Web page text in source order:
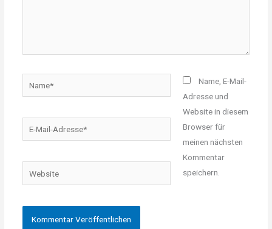
Mail-
Website
Name, E-Mail-
Adresse und
Website in diesem
Browser für
meinen nächsten
Kommentar
speichern.